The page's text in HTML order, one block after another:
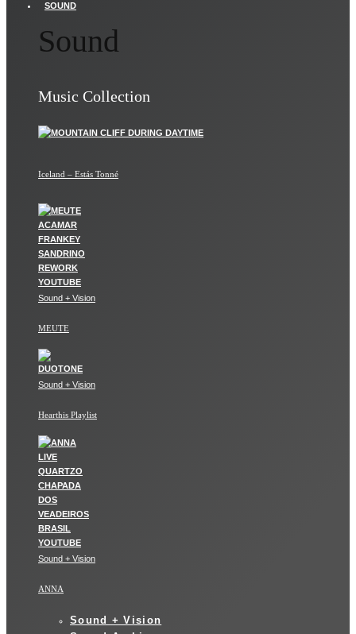
SOUND
Sound
Music Collection
Iceland – Estás Tonné
Sound + Vision
MEUTE
Sound + Vision
Hearthis Playlist
Sound + Vision
ANNA
Sound + Vision